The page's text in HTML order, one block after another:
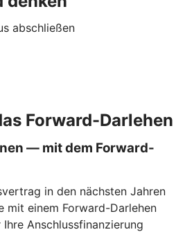
abschließen
Forward-Darlehen
— mit dem Forward-
in den nächsten Jahren
mit einem Forward-Darlehen
Anschlussfinanzierung